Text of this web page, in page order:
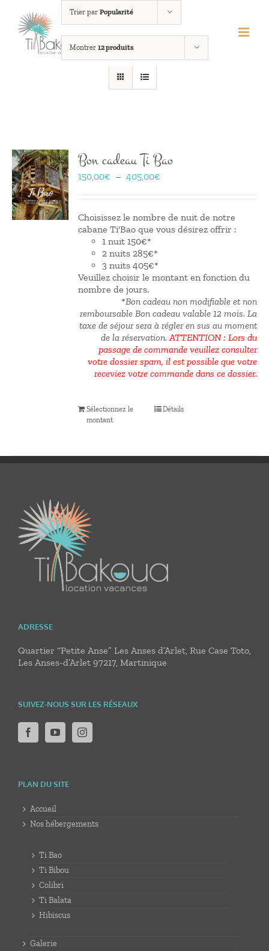
contenu
Trier par Popularité
Montrer 12 produits
Bon cadeau Ti Bao
150,00€ – 405,00€
150,00€
à
405,00€
Choisissez le nombre de nuit de notre
cabane Ti'Bao que vous désirez offrir :
1 nuit 150€*
2 nuits 285€*
3 nuits 405€*
Veuillez choisir le montant en fonction du
nombre de jours.
*Bon cadeau non modifiable et non
remboursable Bon cadeau valable 12 mois. La
taxe de séjour sera à régler en sus au moment
de la réservation.ATTENTION : Lors du
passage de commande veuillez consulter
votre dossier spam, il est possible que votre
receviez votre commande dans ce dossier.
Sélectionnez le
montant
Détails
ADRESSE
Quartier “Petite Anse” Les Anses d’Arlet, Rue Case Toto,
Les Anses-d’Arlet 97217, Martinique
SUIVEZ-NOUS SUR LES RÉSEAUX
PLAN DU SITE
Accueil
Nos hébergements
Ti Bao
Ti Bibou
Colibri
Ti Balata
Hibiscus
Galerie